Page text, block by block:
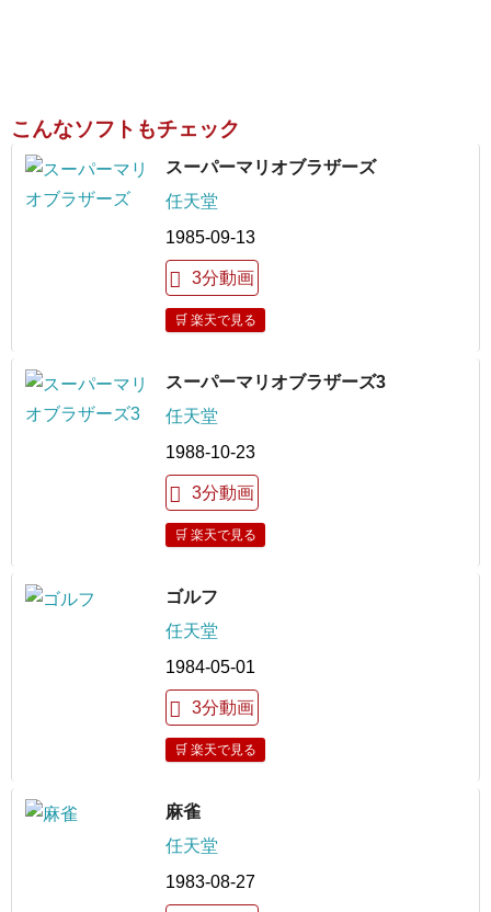
こんなソフトもチェック
スーパーマリオブラザーズ
任天堂
1985-09-13
3分動画
🛒 楽天で見る
スーパーマリオブラザーズ3
任天堂
1988-10-23
3分動画
🛒 楽天で見る
ゴルフ
任天堂
1984-05-01
3分動画
🛒 楽天で見る
麻雀
任天堂
1983-08-27